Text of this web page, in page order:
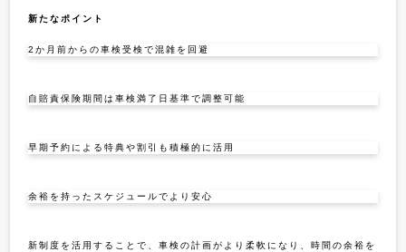
新たなポイント
2か月前からの車検受検で混雑を回避
自賠責保険期間は車検満了日基準で調整可能
早期予約による特典や割引も積極的に活用
余裕を持ったスケジュールでより安心
新制度を活用することで、車検の計画がより柔軟になり、時間の余裕を